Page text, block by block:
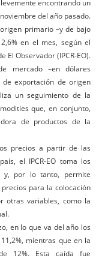
encontrando un
del año pasado.
primario –y de bajo
en el mes, según el
El Observador (IPCR-EO).
mercado –en dólares
exportación de origen
un seguimiento de la
que, en conjunto,
de productos de la
precios a partir de las
el IPCR-EO toma los
y, por lo tanto, permite
para la colocación
otras variables, como la
en lo que va del año los
mientras que en la
12%. Esta caída fue